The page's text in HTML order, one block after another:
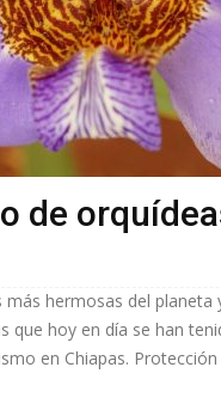
de
hermosas del planeta
que hoy en día se han
en Chiapas.